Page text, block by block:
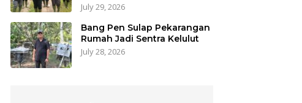
July 29, 2026
Bang Pen Sulap Pekarangan
Rumah Jadi Sentra Kelulut
July 28, 2026